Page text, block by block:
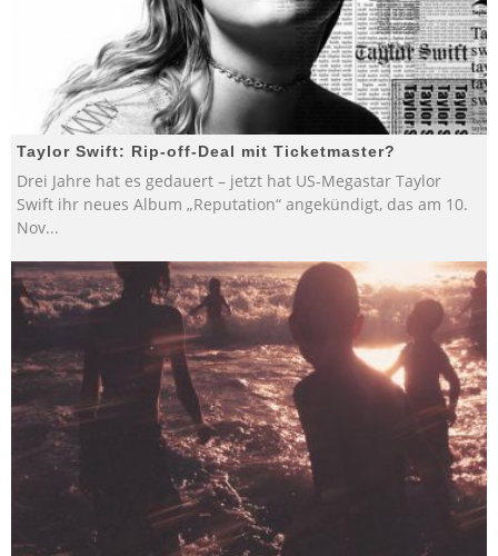
Taylor Swift: Rip-off-Deal mit Ticketmaster?
Drei Jahre hat es gedauert – jetzt hat US-Megastar Taylor
Swift ihr neues Album „Reputation“ angekündigt, das am 10.
Nov...